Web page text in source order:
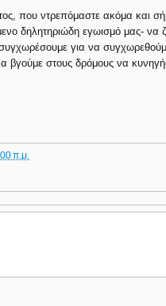
που ντρεπόμαστε ακόμα και
δηλητηριώδη εγωισμό μας-
για να
στους δρόμους να
π.μ.